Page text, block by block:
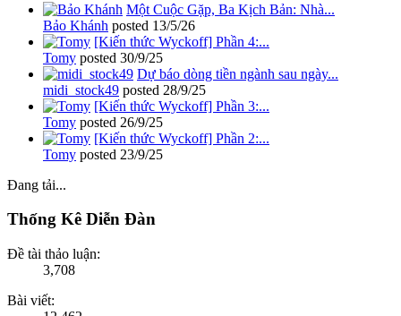
Một Cuộc Gặp, Ba Kịch Bản: Nhà...
Bảo Khánh posted 13/5/26
[Kiến thức Wyckoff] Phần 4:...
Tomy posted 30/9/25
Dự báo dòng tiền ngành sau ngày...
midi_stock49 posted 28/9/25
[Kiến thức Wyckoff] Phần 3:...
Tomy posted 26/9/25
[Kiến thức Wyckoff] Phần 2:...
Tomy posted 23/9/25
Đang tải...
Thống Kê Diễn Đàn
Đề tài thảo luận:
3,708
Bài viết: